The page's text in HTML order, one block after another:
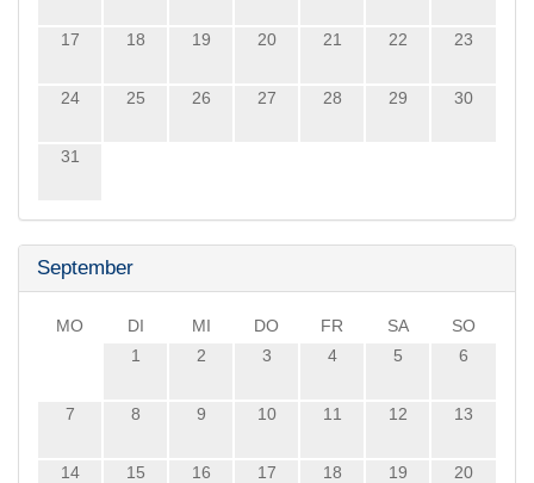
17 18 19 20 21 22 23
24 25 26 27 28 29 30
31
September
MO DI MI DO FR SA
SO
1
2 3 4 5 6
7 8 9 10 11 12 13
14 15 16 17 18 19 20